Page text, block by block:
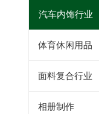
汽车内饰行业
体育休闲用品
面料复合行业
相册制作